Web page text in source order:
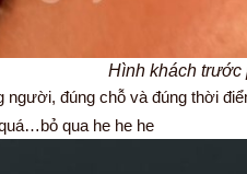
Hình khách trước
người, đúng chỗ và đúng thời
qua he he he